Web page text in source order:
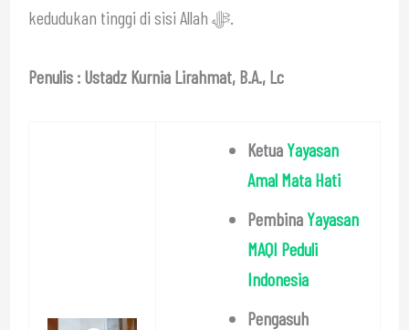
kedudukan tinggi di sisi Allah ﷻ.
Penulis : Ustadz Kurnia Lirahmat, B.A., Lc
Ketua Yayasan
Amal Mata Hati
Pembina Yayasan
MAQI Peduli
Indonesia
Pengasuh